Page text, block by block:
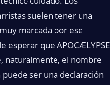
suelen tener una
marcada por ese
esperar que APOCÆLYPSE
naturalmente, el nombre
ser una declaración